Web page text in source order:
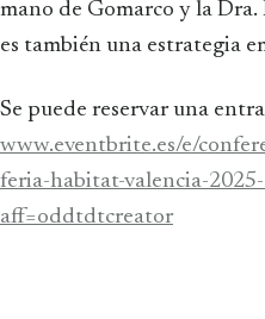
mano de Gomarco y la
es también una estrategia
Se puede reservar una
www.eventbrite.es/e/
feria-habitat-valencia-
aff=oddtdtcreator